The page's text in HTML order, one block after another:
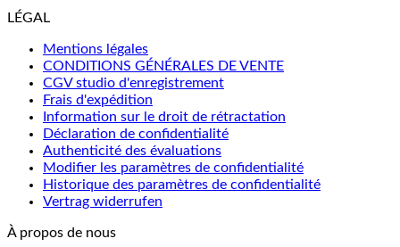
LÉGAL
Mentions légales
CONDITIONS GÉNÉRALES DE VENTE
CGV studio d'enregistrement
Frais d'expédition
Information sur le droit de rétractation
Déclaration de confidentialité
Authenticité des évaluations
Modifier les paramètres de confidentialité
Historique des paramètres de confidentialité
Vertrag widerrufen
À propos de nous